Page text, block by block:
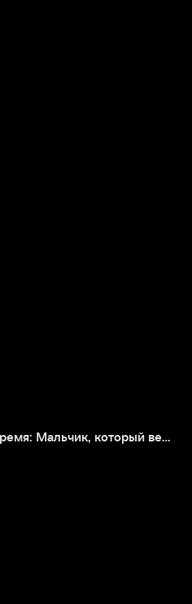
Исчезнувшее время: Мальчик, который вернулся